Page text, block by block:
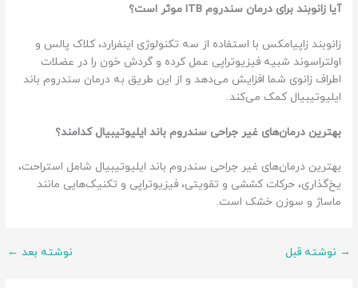
آیا زانوبند برای درمان سندروم ITB موثر است؟
زانوبند زاپیامکس با استفاده از سه تکنولوژی اینفرارد، کلاک پالس و
اولتراسوند شبیه فیزیوتراپی عمل کرده و گردش خون را در عضلات
اطراف زانوی شما افزایش می‌دهد و از این طریق به درمان سندروم باند
ایلیوتیبیال کمک می‌کند.
بهترین درمان‌های غیر جراحی سندروم باند ایلیوتیبیال کدامند؟
بهترین درمان‌های غیر جراحی سندروم باند ایلیوتیبیال شامل استراحت،
یخ‌گذاری، حرکات کششی و تقویتی، فیزیوتراپی و تکنیک‌هایی مانند
ماساژ و سوزن خشک است.
→ نوشته قبل نوشته بعد ←